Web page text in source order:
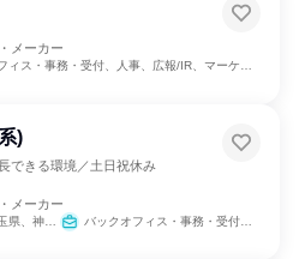
メーカー
・事務・受付、人事、広報/IR、マーケティング・広告・宣伝
)
できる環境／土日祝休み
メーカー
阪府、広島県、福岡県 バックオフィス・事務・受付、営業、経理/税務/財務、人事、総務、IT、組織運営管理・公務員・事務系職種